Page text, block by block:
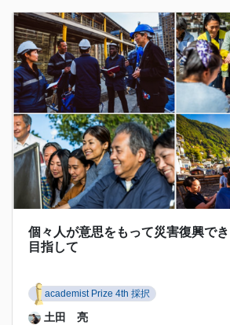
個々人が意思をもって災害復興で
目指して
academist Prize 4th 採択
土田 亮